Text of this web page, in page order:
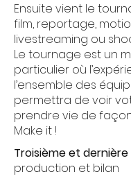
Ensuite vient le
film, reportage,
livestreaming ou
Le tournage est un
particulier où
l’ensemble des
permettra de voir
prendre vie de façon
Make it !
Troisième et
production et bilan